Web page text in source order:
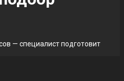
— специалист подготовит